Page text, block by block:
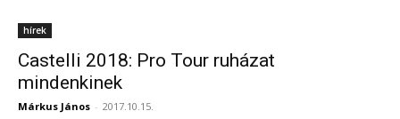
hírek
Castelli 2018: Pro Tour ruházat
mindenkinek
Márkus János - 2017.10.15.